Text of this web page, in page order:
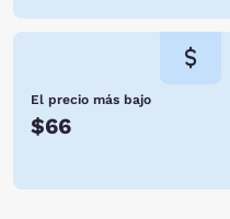
El precio más bajo
$66